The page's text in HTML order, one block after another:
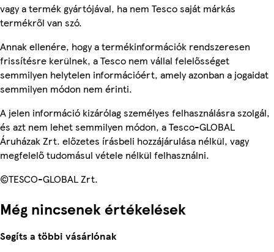
vagy a termék gyártójával, ha nem Tesco saját márkás
termékről van szó.
Annak ellenére, hogy a termékinformációk rendszeresen
frissítésre kerülnek, a Tesco nem vállal felelősséget
semmilyen helytelen információért, amely azonban a jogaidat
semmilyen módon nem érinti.
A jelen információ kizárólag személyes felhasználásra szolgál,
és azt nem lehet semmilyen módon, a Tesco-GLOBAL
Áruházak Zrt. előzetes írásbeli hozzájárulása nélkül, vagy
megfelelő tudomásul vétele nélkül felhasználni.
©TESCO-GLOBAL Zrt.
Még nincsenek értékelések
Segíts a többi vásárlónak